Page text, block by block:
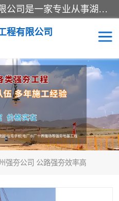
湖南业峻强夯基础工程有限公司是一家专业从事湖南强夯基础工程、强夯机租赁，地基处理的施工单位。业务覆盖：湖南、广东，江西等地。可承接1000KN.m-25000KN.m强夯（置换）工程。公司创始人是国内较早期从事强夯施工的建设者，经过多年的一步一个脚印的发展，在行业内具有较高的度和良好的口碑。
程有限公司
强夯公司 公路强夯效率高
强夯机租赁
强夯施工队伍